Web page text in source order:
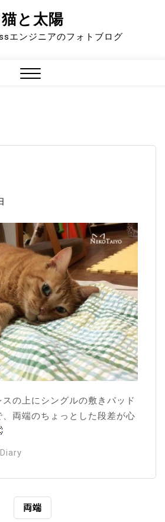
猫と太陽
エンジニアのフォトブログ
の上にシングルの敷きパッド
、両端のちょっとした段差が心
両端